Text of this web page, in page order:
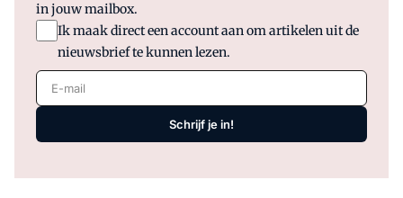
in jouw mailbox.
Ik maak direct een account aan om artikelen uit de
nieuwsbrief te kunnen lezen.
E-mail
Schrijf je in!